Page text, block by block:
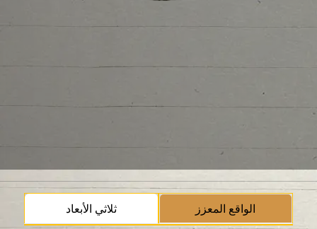
الواقع المعزز ثلاثي الأبعاد